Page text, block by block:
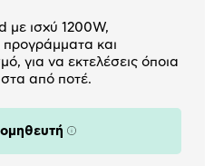
με ισχύ 1200W,
προγράμματα και
για να εκτελέσεις όποια
από ποτέ.
Πληροφορίες